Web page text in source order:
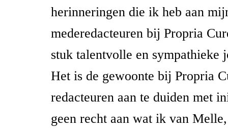
herinneringen die ik heb aan
mederedacteuren bij Propria
stuk talentvolle en sympathieke
Het is de gewoonte bij Propria
redacteuren aan te duiden met
geen recht aan wat ik van